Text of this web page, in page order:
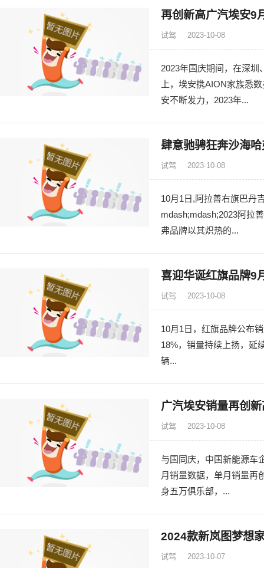
再创新高广汽埃安9
试驾 2023-10-08
2023年国庆期间，在深
上，埃安携AION家族悉
安不断发力，2023年...
肆意驰骋狂奔沙海
试驾 2023-10-08
10月1日,阿拉善右旗巴丹
mdash;mdash;2023阿拉
弗品牌以其炽热的...
喜迎华诞红旗品牌9
试驾 2023-10-08
10月1日，红旗品牌公布
18%，销量持续上扬，延
辆...
广汽埃安销量再创
试驾 2023-10-08
与国同庆，中国新能源车
月销量数据，单月销量再
身五万俱乐部，...
2024款新岚图梦想
试驾 2023-10-07